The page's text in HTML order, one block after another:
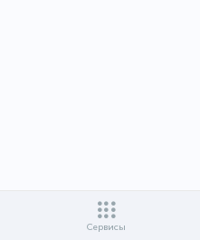
Сервисы